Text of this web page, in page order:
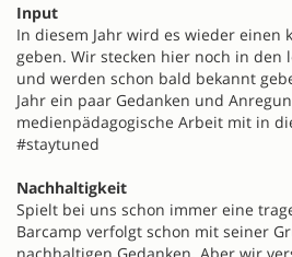
Input
In diesem Jahr wird es wieder einen
geben. Wir stecken hier noch in den
und werden schon bald bekannt
Jahr ein paar Gedanken und
medienpädagogische Arbeit mit in
#staytuned
Nachhaltigkeit
Spielt bei uns schon immer eine
Barcamp verfolgt schon mit seiner
nachhaltigen Gedanken. Aber wir